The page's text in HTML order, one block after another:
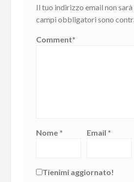
Il tuo indirizzo email non
campi obbligatori sono
Comment*
Nome * Email *
Tienimi aggiornato!